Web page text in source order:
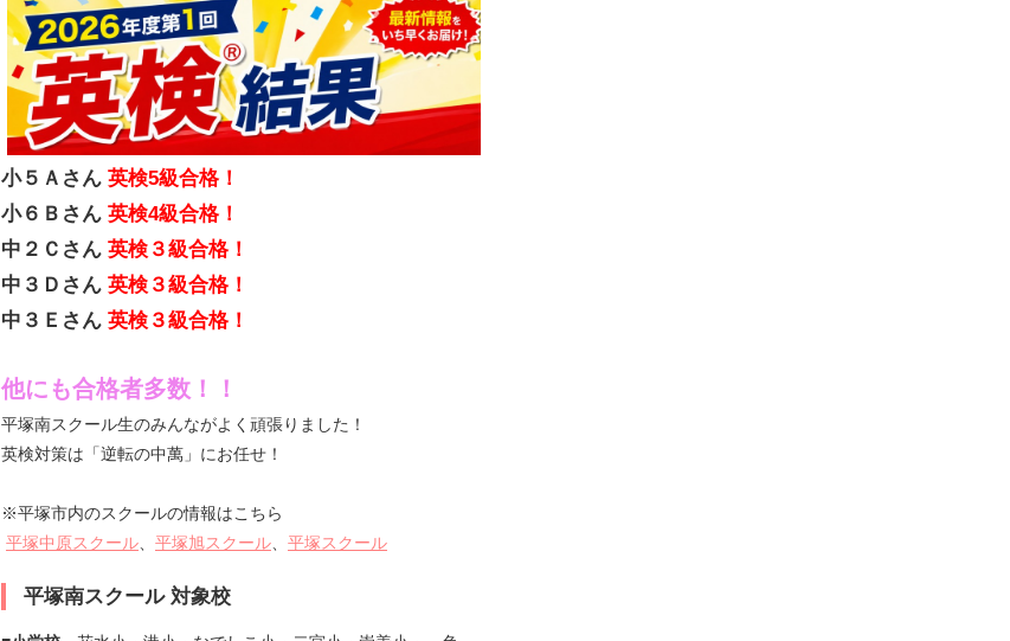
小５Ａさん 英検5級合格！
小６Ｂさん 英検4級合格！
中２Ｃさん 英検３級合格！
中３Ｄさん 英検３級合格！
中３Ｅさん 英検３級合格！
他にも合格者多数！！
平塚南スクール生のみんながよく頑張りました！
英検対策は「逆転の中萬」にお任せ！
※平塚市内のスクールの情報はこちら
平塚中原スクール、 平塚旭スクール、 平塚スクール
平塚南スクール 対象校